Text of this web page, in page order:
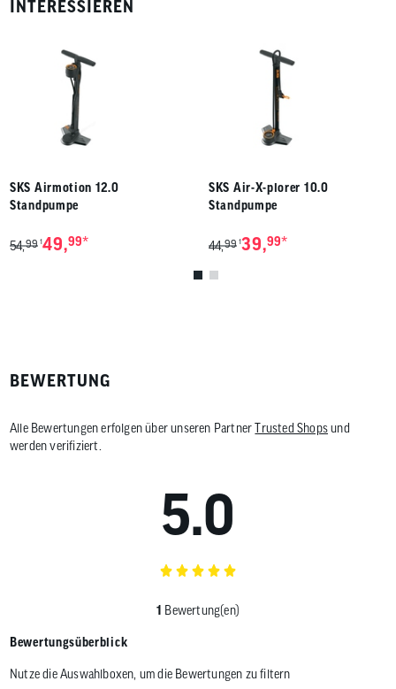
INTERESSIEREN
SKS Airmotion 12.0
Standpumpe
54,99 149,99*
SKS Air-X-plorer 10.0
Standpumpe
44,99 139,99*
BEWERTUNG
Alle Bewertungen erfolgen über unseren PartnerTrusted Shopsund
werden verifiziert.
5.0
1 Bewertung(en)
Bewertungsüberblick
Nutze die Auswahlboxen, um die Bewertungen zu filtern